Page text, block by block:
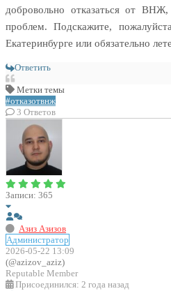
добровольно отказаться от
проблем. Подскажите,
Екатеринбурге или обязательно
Ответить
Метки темы
#отказотвнж
3 Ответов
Записи: 365
Азиз Азизов
Администратор
2026-05-22 13:09
(@azizov_aziz)
Reputable Member
Присоединился: 2 года назад